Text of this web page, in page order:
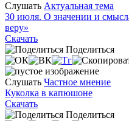
Слушать Актуальная тема
30 июля. О значении и
веру»
Скачать
Поделиться
Слушать Частное мнение
Куколка в капюшоне
Скачать
Поделиться